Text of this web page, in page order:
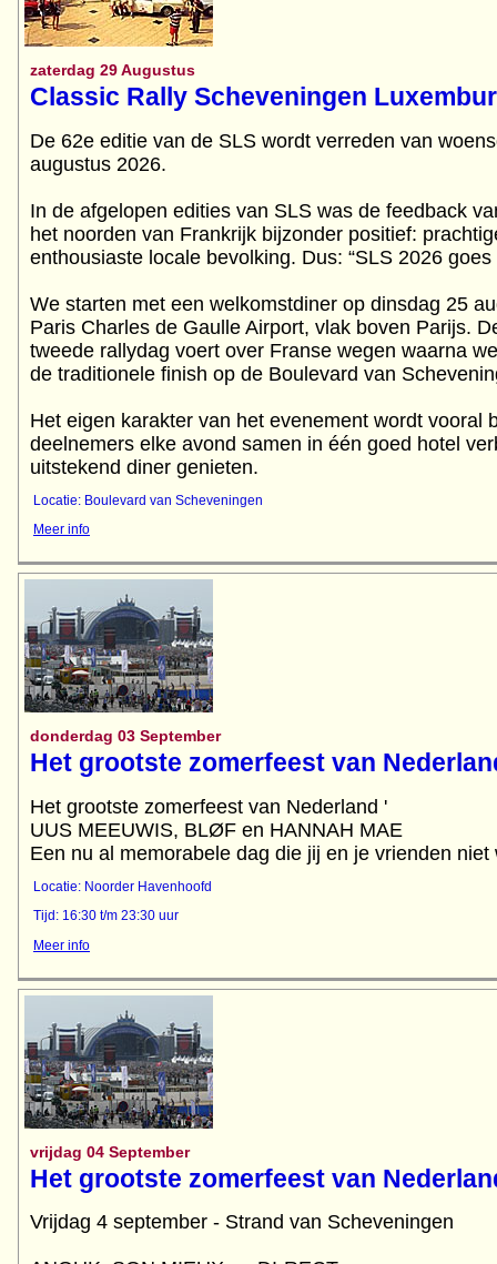
zaterdag 29 Augustus
Classic Rally Scheveningen
De 62e editie van de SLS wordt verreden van
augustus 2026.
In de afgelopen edities van SLS was de feedback
het noorden van Frankrijk bijzonder positief:
enthousiaste locale bevolking. Dus: “SLS 2026 goes
We starten met een welkomstdiner op dinsdag 25
Paris Charles de Gaulle Airport, vlak boven Parijs.
tweede rallydag voert over Franse wegen waarna
de traditionele finish op de Boulevard van
Het eigen karakter van het evenement wordt vooral
deelnemers elke avond samen in één goed hotel
Locatie: Boulevard van Scheveningen
Meer info
donderdag 03 September
Het grootste zomerfeest van
Het grootste zomerfeest van Nederland '
UUS MEEUWIS, BLØF en HANNAH MAE
Een nu al memorabele dag die jij en je vrienden niet
Locatie: Noorder Havenhoofd
Tijd: 16:30 t/m 23:30 uur
Meer info
vrijdag 04 September
Het grootste zomerfeest van
Vrijdag 4 september - Strand van Scheveningen